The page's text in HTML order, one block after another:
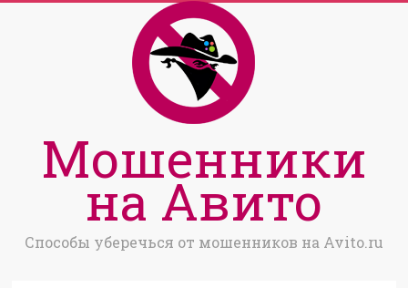
Мошенники
на Авито
Способы уберечься от мошенников на Avito.ru